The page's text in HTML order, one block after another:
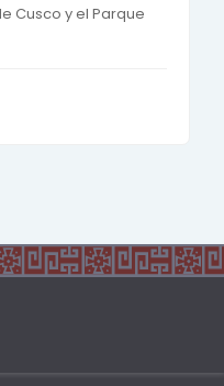
Cusco y el Parque